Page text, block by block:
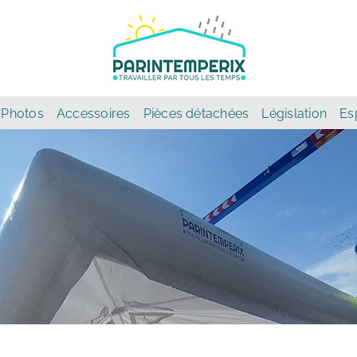
Photos Accessoires Pièces détachées Législation